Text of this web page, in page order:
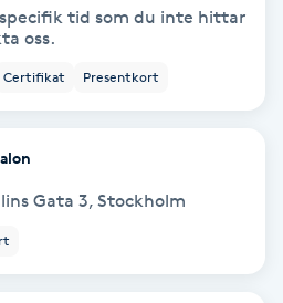
tid som du inte hittar
oss.
Certifikat Presentkort
Gata 3, Stockholm